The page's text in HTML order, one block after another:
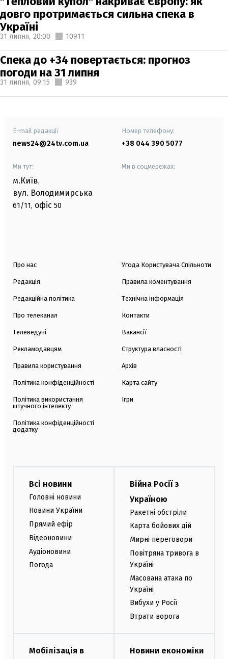
довго протримається сильна спека в
Україні
31 липня, 20:00 10911
Спека до +34 повертається: прогноз
погоди на 31 липня
31 липня, 09:15 939
E-mail редакції
news24@24tv.com.ua
Номер телефону:
+38 044 390 5077
Ми тут:
м.Київ,
вул. Володимирська
61/11, офіс 50
Ми в соцмережах:
Про нас
Редакція
Редакційна політика
Про телеканал
Телеведучі
Рекламодавцям
Правила користування
Політика конфіденційності
Політика використання
штучного інтелекту
Політика конфіденційності
додатку
Угода Користувача Спільноти
Правила коментування
Технічна інформація
Контакти
Вакансії
Структура власності
Архів
Карта сайту
Ігри
Всі новини
Головні новини
Новини України
Прямий ефір
Відеоновини
Аудіоновини
Погода
Війна Росії з
Україною
Ракетні обстріли
Карта бойових дій
Мирні переговори
Повітряна тривога в
Україні
Масована атака по
Україні
Вибухи у Росії
Втрати ворога
Мобілізація в
Новини економіки